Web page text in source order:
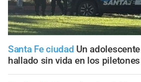
Santa Fe ciudad Un
hallado sin vida en los